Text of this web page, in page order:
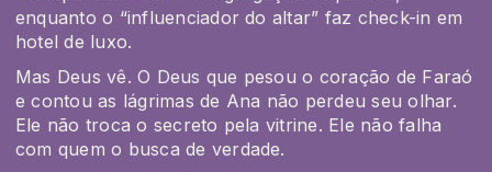
enquanto o “influenciador do altar” faz check-in em
hotel de luxo.
Mas Deus vê. O Deus que pesou o coração de Faraó
e contou as lágrimas de Ana não perdeu seu olhar.
Ele não troca o secreto pela vitrine. Ele não falha
com quem o busca de verdade.